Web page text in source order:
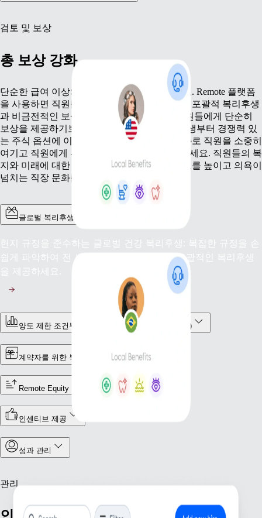
검토 및 보상
총 보상 강화
단순한 급여 이상의 보상 전략을 만들어 보세요. Remote 플랫폼
을 사용하면 직원들의 다양한 요구를 충족하는 포괄적 복리후생
과 비금전적인 보상을 제공할 수 있습니다. 직원들에게 단순히
보상을 제공하기보다는 광범위한 건강 복리후생부터 경쟁력 있
는 주식 옵션에 이르기까지 보상 패키지 맞춤화로 직원을 소중히
여기고 직원에게 투자하고 있다는 것을 보여주세요. 직원들의 복
지와 미래에 대한 노력을 통해 충성도와 몰입도를 높이고 의욕이
넘치는 직장 문화를 조성할 수 있습니다.
글로벌 복리후생
현지 규정을 준수하는 글로벌 건강 복리후생: 복잡한 규정을 손
쉽게 파악하여 전 세계적으로 경쟁력 있고 포괄적인 복리후생
을 제공하세요.
양도 제한 조건부 주식(RSU: Restricted Stock Unit)
계약자를 위한 복리후생
Remote Equity
인센티브 제공
성과 관리
관리